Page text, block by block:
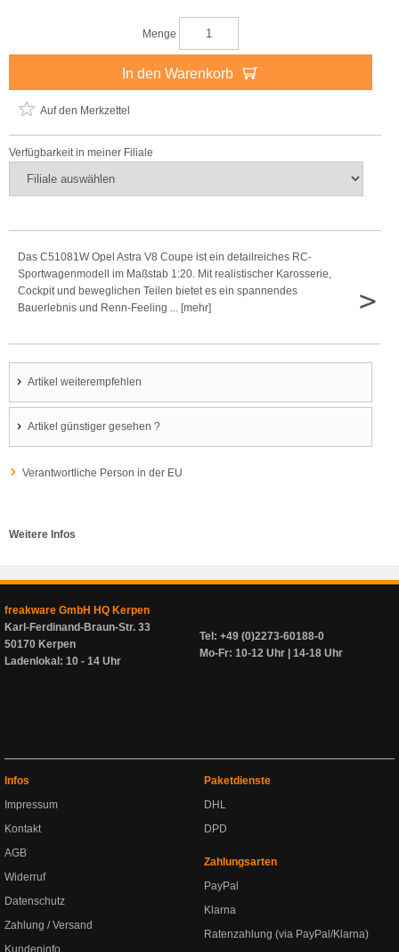
Menge
In den Warenkorb
Auf den Merkzettel
Verfügbarkeit in meiner Filiale
Das C51081W Opel Astra V8 Coupe ist ein detailreiches RC-
Sportwagenmodell im Maßstab 1:20. Mit realistischer Karosserie,
Cockpit und beweglichen Teilen bietet es ein spannendes
Bauerlebnis und Renn-Feeling ... [mehr]
>
Artikel weiterempfehlen
Artikel günstiger gesehen ?
Verantwortliche Person in der EU
Weitere Infos
freakware GmbH HQ Kerpen
Karl-Ferdinand-Braun-Str. 33
50170 Kerpen
Ladenlokal: 10 - 14 Uhr
Tel: +49 (0)2273-60188-0
Mo-Fr: 10-12 Uhr | 14-18 Uhr
Infos
Impressum
Kontakt
AGB
Widerruf
Datenschutz
Zahlung / Versand
Kundeninfo
Paketdienste
DHL
DPD
Zahlungsarten
PayPal
Klarna
Ratenzahlung (via PayPal/Klarna)